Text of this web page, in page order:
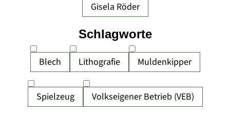
Gisela Röder
Blech Lithografie Muldenkipper
Spielzeug Volkseigener Betrieb (VEB)
Schlagworte